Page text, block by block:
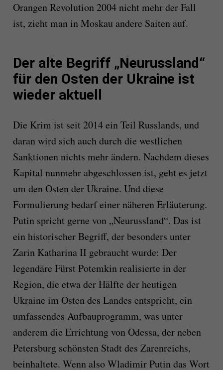
Orangen Revolution 2004 nicht mehr der Fall
ist, zieht man in Moskau andere Saiten auf.
Der alte Begriff „Neurussland“
für den Osten der Ukraine ist
wieder aktuell
Die Krim ist seit 2014 ein Teil Russlands, und
daran wird sich auch durch die westlichen
Sanktionen nichts mehr ändern. Nachdem dieses
Kapital nunmehr abgeschlossen ist, geht es jetzt
um den Osten der Ukraine. Und diese
Formulierung bedarf einer näheren Erläuterung.
Putin spricht gerne von „Neurussland“. Das ist
ein historischer Begriff, der besonders unter
Zarin Katharina II gebraucht wurde: Der
legendäre Fürst Potemkin realisierte in der
Region, die etwa der Hälfte der heutigen
Ukraine im Osten des Landes entspricht, ein
umfassendes Aufbauprogramm, was unter
anderem die Errichtung von Odessa, der neben
Petersburg schönsten Stadt des Zarenreichs,
beinhaltete. Wenn also Wladimir Putin das Wort